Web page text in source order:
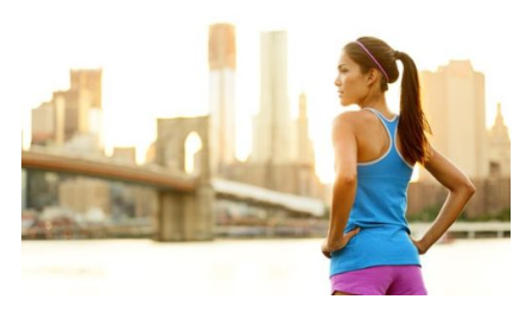
και
Σόφη
Πασχάλη
κάνουν
yoga